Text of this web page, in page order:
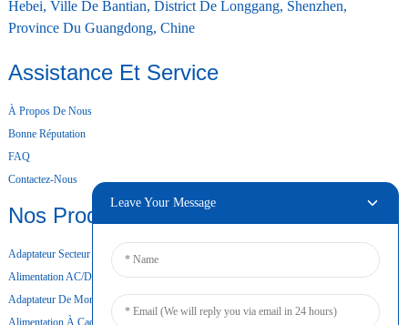
Hebei, Ville De Bantian, District De Longgang, Shenzhen,
Province Du Guangdong, Chine
Assistance Et Service
À Propos De Nous
Bonne Réputation
FAQ
Contactez-Nous
Nos Produits
Adaptateur Secteur De Bureau
Alimentation AC/DC
Adaptateur De Montage Mural
Leave Your Message